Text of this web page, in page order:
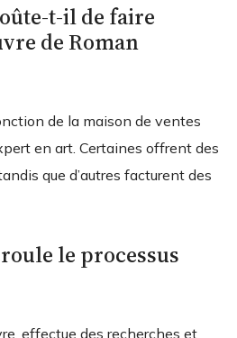
t-il de faire
de Roman
de la maison de ventes
en art. Certaines offrent des
que d’autres facturent des
le processus
effectue des recherches et